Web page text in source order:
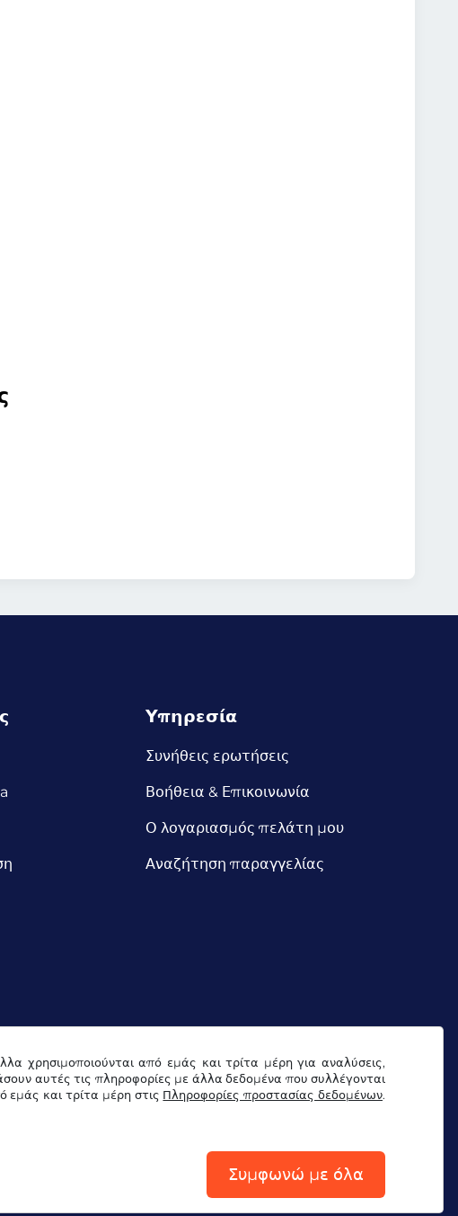
χρησιμοποιούνται από εμάς και τρίτα μέρη για αναλύσεις,
αυτές τις πληροφορίες με άλλα δεδομένα που συλλέγονται
εμάς και τρίτα μέρη στις Πληροφορίες προστασίας δεδομένων.
Συμφωνώ με όλα
Υπηρεσία
Συνήθεις ερωτήσεις
Βοήθεια & Επικοινωνία
Ο λογαριασμός πελάτη μου
Αναζήτηση παραγγελίας